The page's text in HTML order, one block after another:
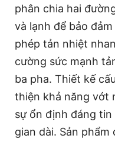
phân chia hai
và lạnh để bảo
phép tản nhiệt
cường sức mạnh
ba pha. Thiết kế
thiện khả năng vớt
sự ổn định đáng
gian dài. Sản